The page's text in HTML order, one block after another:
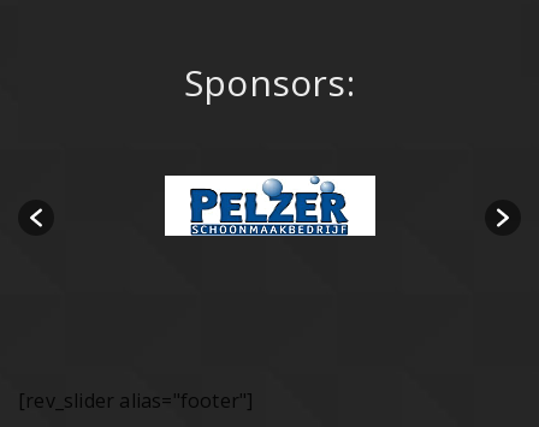
Sponsors:
[rev_slider alias="footer"]